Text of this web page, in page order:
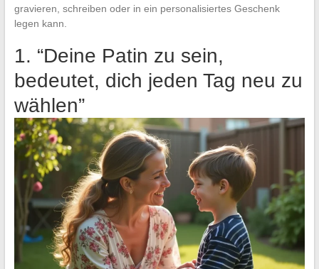
gravieren, schreiben oder in ein personalisiertes Geschenk
legen kann.
1. “Deine Patin zu sein,
bedeutet, dich jeden Tag neu zu
wählen”